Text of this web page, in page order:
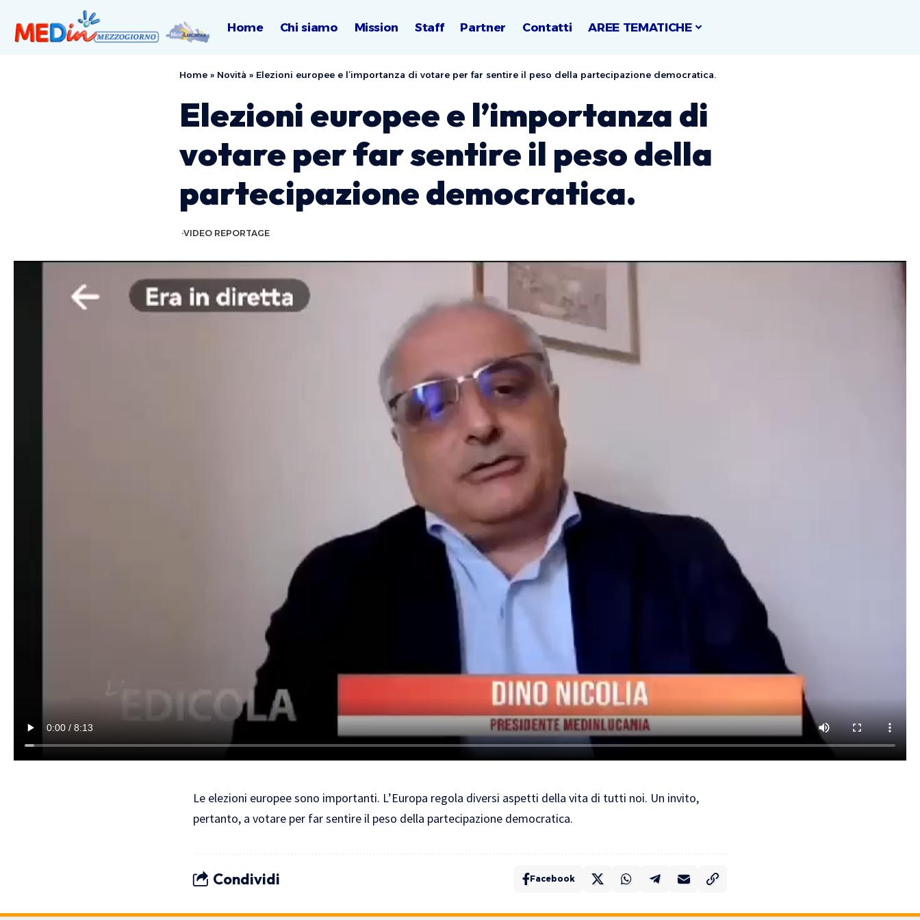
Home Chi siamo Mission Staff Partner Contatti AREE TEMATICHE
Home » Novità » Elezioni europee e l’importanza di votare per far sentire il peso della partecipazione democratica.
Elezioni europee e l’importanza di
votare per far sentire il peso della
partecipazione democratica.
VIDEO REPORTAGE
Le elezioni europee sono importanti. L’Europa regola diversi aspetti della vita di tutti noi. Un invito,
pertanto, a votare per far sentire il peso della partecipazione democratica.
Condividi Facebook